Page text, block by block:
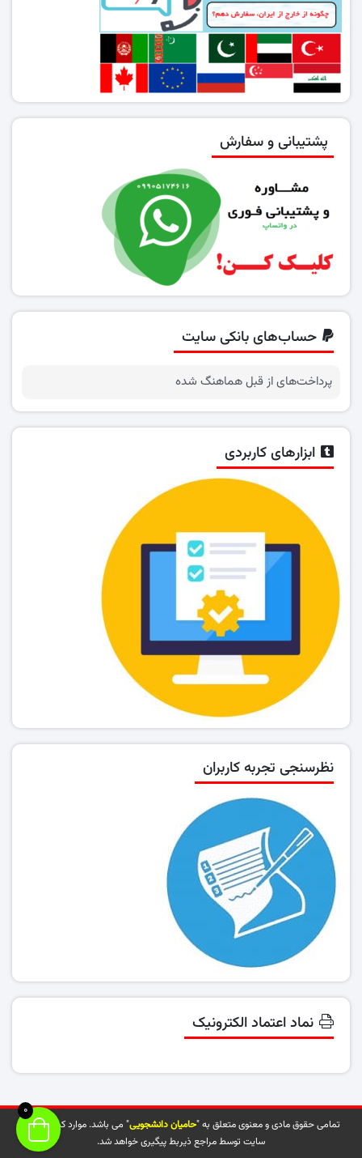
پشتیبانی و سفارش
حساب‌های بانکی سایت
پرداخت‌های از قبل هماهنگ شده
ابزارهای کاربردی
نظرسنجی تجربه کاربران
نماد اعتماد الکترونیک
تمامی حقوق مادی و معنوی متعلق به "حامیان دانشجویی" می باشد. موارد کپی شده از
سایت توسط مراجع ذیربط پیگیری خواهد شد.
0